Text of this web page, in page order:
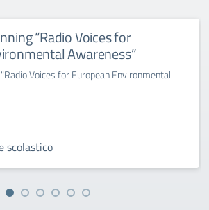
“Radio Voices for
Awareness”
Voices for European Environmental
scolastico